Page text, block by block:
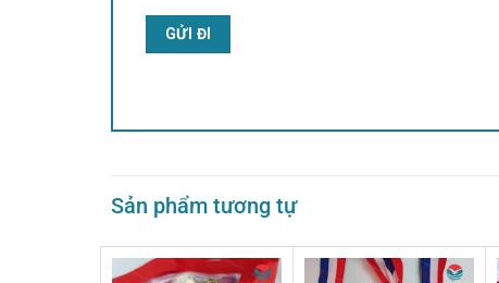
Sản phẩm tương tự